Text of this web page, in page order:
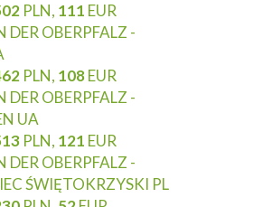
PLN, 111 EUR
DER OBERPFALZ -
PLN, 108EUR
DER OBERPFALZ -
UA
PLN, 121 EUR
DER OBERPFALZ -
ŚWIĘTOKRZYSKI PL